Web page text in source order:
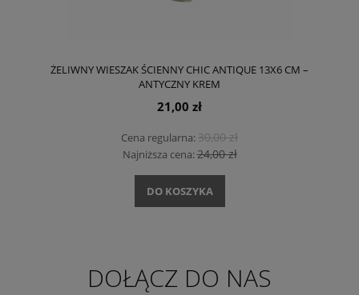
ŻELIWNY WIESZAK ŚCIENNY CHIC ANTIQUE 13X6 CM –
ANTYCZNY KREM
21,00 zł
Cena regularna:30,00 zł
Najniższa cena:24,00 zł
DO KOSZYKA
DOŁĄCZ DO NAS